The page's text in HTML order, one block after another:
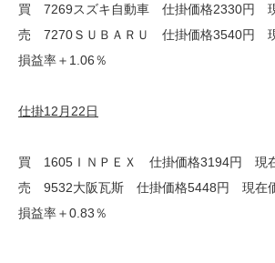
買 7269スズキ自動車 仕掛価格2330円
売 7270ＳＵＢＡＲＵ 仕掛価格3540円
損益率＋1.06％
仕掛12月22日
買 1605ＩＮＰＥＸ 仕掛価格3194円 現
売 9532大阪瓦斯 仕掛価格5448円 現在
損益率＋0.83％